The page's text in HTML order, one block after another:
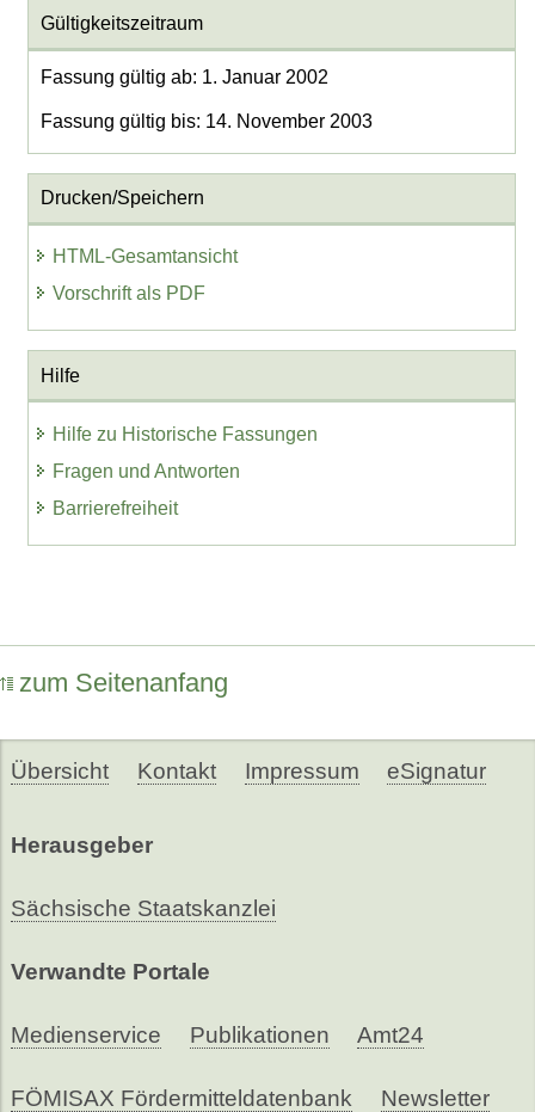
Gültigkeitszeitraum
Fassung gültig ab: 1. Januar 2002
Fassung gültig bis: 14. November 2003
Drucken/Speichern
HTML-Gesamtansicht
Vorschrift als PDF
Hilfe
Hilfe zu Historische Fassungen
Fragen und Antworten
Barrierefreiheit
zum Seitenanfang
Übersicht Kontakt Impressum eSignatur
Herausgeber
Sächsische Staatskanzlei
Verwandte Portale
Medienservice Publikationen Amt24
FÖMISAX Fördermitteldatenbank Newsletter